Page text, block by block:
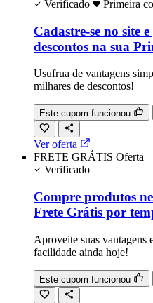
Verificado
Primeira
Cadastre-se no site
descontos na sua
Usufrua de vantagens
milhares de descontos!
Este cupom funcionou
Ver oferta
FRETE GRÁTIS Oferta
Verificado
Compre produtos
Frete Grátis por
Aproveite suas vantagens
facilidade ainda hoje!
Este cupom funcionou